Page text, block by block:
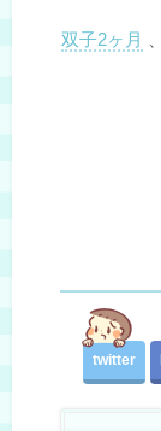
双子2ヶ月
twitter